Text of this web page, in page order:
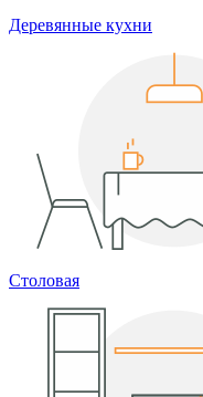
Деревянные кухни
Столовая